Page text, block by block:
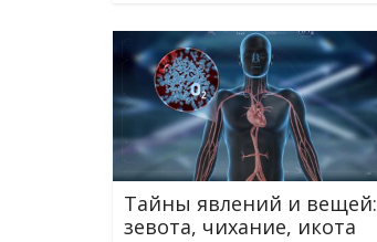
Тайны явлений и вещей:
зевота, чихание, икота